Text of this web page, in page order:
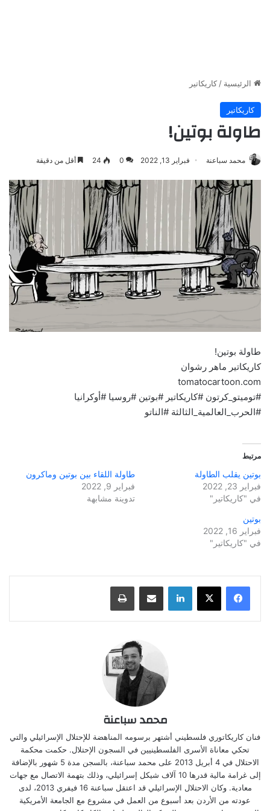
الرئيسية / كاريكاتير
كاريكاتير
طاولة بوتين!
محمد سباعنة فبراير 13, 2022 0
24 أقل من دقيقة
طاولة بوتين!
كاريكاتير ماهر رشوان
tomatocartoon.com
#توميتو_كرتون #كاريكاتير #بوتين #روسيا #أوكرانيا
#الحرب_العالمية_الثالثة #الناتو
مرتبط
بوتين يقلب الطاولة
فبراير 23, 2022
في "كاريكاتير"
طاولة اللقاء بين بوتين وماكرون
فبراير 9, 2022
تدوينة مشابهة
بوتين
فبراير 16, 2022
في "كاريكاتير"
لينكدإن مشاركة عبر البريد طباعة
محمد سباعنة
فنان كاريكاتوري فلسطيني أشتهر برسومه المناهضة للإحتلال الإسرائيلي والتي
تحكي معاناة الأسرى الفلسطينيين في السجون الإحتلال. حكمت محكمة
الاحتلال في 4 أبريل 2013 على محمد سباعنة، بالسجن مدة 5 شهور بالإضافة
إلى غرامة مالية قدرها 10 آلاف شيكل إسرائيلي، وذلك بتهمة الاتصال مع جهات
معادية. وكان الاحتلال الإسرائيلي قد اعتقل سباعنة 16 فيفري 2013، لدى
عودته من الأردن بعد أسبوع من العمل في مشروع مع الجامعة الأمريكية